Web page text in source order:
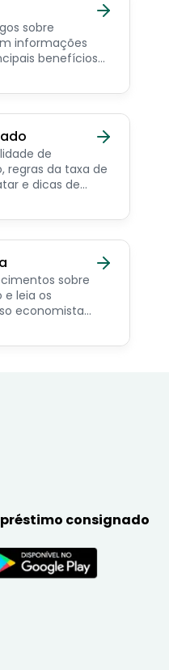
sobre
benefícios
de programas
de
regras da taxa de
e dicas de
sobre
leia os
economista
consignado